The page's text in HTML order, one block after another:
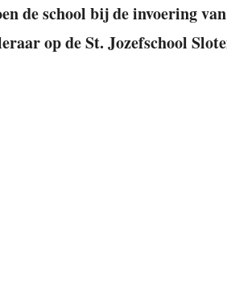
de school bij de invoering
op de St. Jozefschool